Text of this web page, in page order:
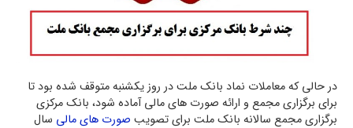
در حالی که معاملات نماد بانک ملت در روز یکشنبه متوقف شده بود تا
برای برگزاری مجمع و ارائه صورت های مالی آماده شود، بانک مرکزی
برگزاری مجمع سالانه بانک ملت برای تصویب صورت های مالی سال